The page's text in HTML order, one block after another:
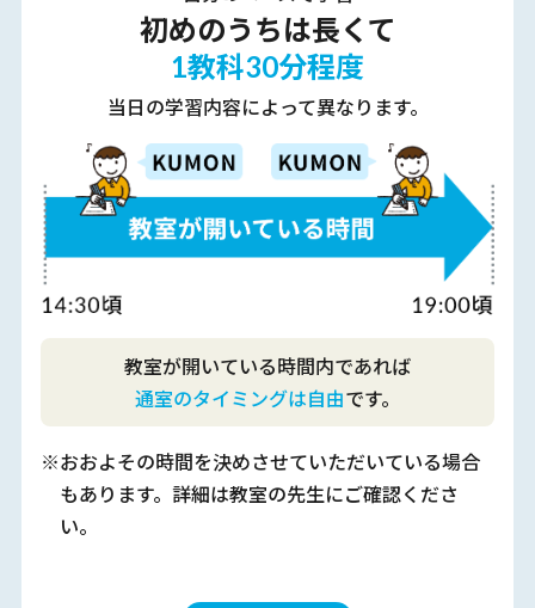
初めのうちは長くて
1教科30分程度
当日の学習内容によって異なります。
教室が開いている時間内であれば
通室のタイミングは自由です。
※おおよその時間を決めさせていただいている場合
もあります。詳細は教室の先生にご確認くださ
い。